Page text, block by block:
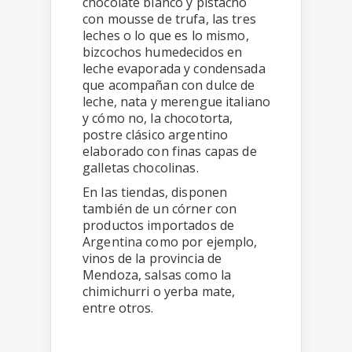
con mousse de trufa, las tres
leches o lo que es lo mismo,
bizcochos humedecidos en
leche evaporada y condensada
que acompañan con dulce de
leche, nata y merengue italiano
y cómo no, la chocotorta,
postre clásico argentino
elaborado con finas capas de
galletas chocolinas.
En las tiendas, disponen
también de un córner con
productos importados de
Argentina como por ejemplo,
vinos de la provincia de
Mendoza, salsas como la
chimichurri o yerba mate,
entre otros.